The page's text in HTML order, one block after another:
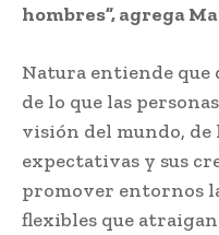
hombres”, agrega
Natura entiende que
de lo que las
visión del mundo, de
expectativas y sus
promover entornos
flexibles que